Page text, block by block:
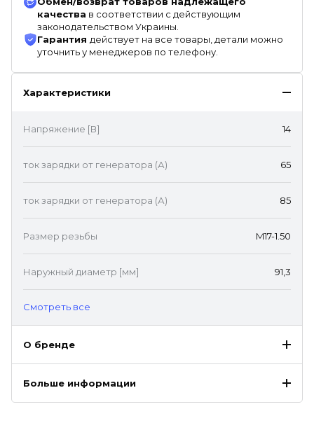
качества в соответствии с действующим
законодательством Украины.
Гарантия действует на все товары, детали можно
уточнить у менеджеров по телефону.
Характеристики
Напряжение [В] 14
ток зарядки от генератора (А) 65
ток зарядки от генератора (А) 85
Размер резьбы M17-1.50
Наружный диаметр [мм] 91,3
Cмотреть все
О бренде
Больше информации